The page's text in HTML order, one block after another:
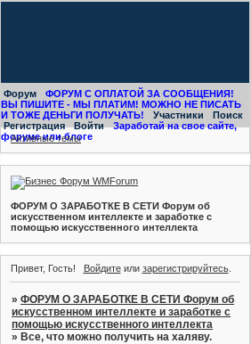
Форум
ФОРУМ С ОПЛАТОЙ ЗА СООБЩЕНИЯ!
ВЫ ПИШИТЕ - МЫ ПЛАТИМ! МОЖНО НЕ ПИСАТЬ
И ТОЖЕ ДЕНЬГИ ПОЛУЧАТЬ!
Участники
Поиск
Регистрация
Войти
Заработай на свое сайте,
форуме или блоге
Активные темы
ФОРУМ О ЗАРАБОТКЕ В СЕТИ Форум об
искусственном интеллекте и заработке с
помощью искусственного интеллекта
Привет, Гость! Войдитеили зарегистрируйтесь.
»ФОРУМ О ЗАРАБОТКЕ В СЕТИ Форум об
искусственном интеллекте и заработке с
помощью искусственного интеллекта
»Все, что можно получить на халяву.